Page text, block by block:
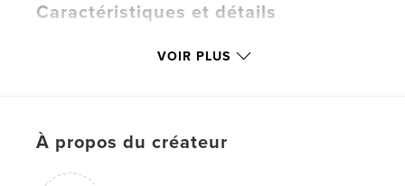
Caractéristiques et détails
# de pages:
ISBN
Couverture rigide imprimée: 9781715938925
VOIR PLUS
À propos du créateur